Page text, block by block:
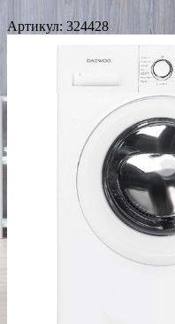
Артикул: 324428